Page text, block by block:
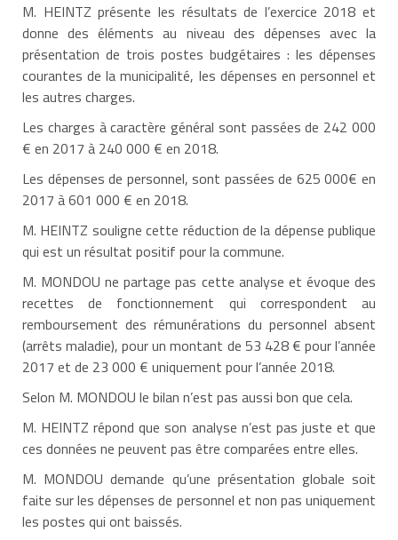
M. HEINTZ présente les résultats de l’exercice 2018 et
donne des éléments au niveau des dépenses avec la
présentation de trois postes budgétaires : les dépenses
courantes de la municipalité, les dépenses en personnel et
les autres charges.
Les charges à caractère général sont passées de 242 000
€ en 2017 à 240 000 € en 2018.
Les dépenses de personnel, sont passées de 625 000€ en
2017 à 601 000 € en 2018.
M. HEINTZ souligne cette réduction de la dépense publique
qui est un résultat positif pour la commune.
M. MONDOU ne partage pas cette analyse et évoque des
recettes de fonctionnement qui correspondent au
remboursement des rémunérations du personnel absent
(arrêts maladie), pour un montant de 53 428 € pour l’année
2017 et de 23 000 € uniquement pour l’année 2018.
Selon M. MONDOU le bilan n’est pas aussi bon que cela.
M. HEINTZ répond que son analyse n’est pas juste et que
ces données ne peuvent pas être comparées entre elles.
M. MONDOU demande qu’une présentation globale soit
faite sur les dépenses de personnel et non pas uniquement
les postes qui ont baissés.